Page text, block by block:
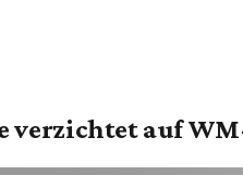
verzichtet auf